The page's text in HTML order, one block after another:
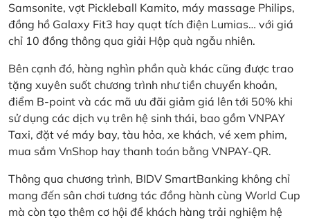
Samsonite, vợt Pickleball Kamito, máy massage Philips,
đồng hồ Galaxy Fit3 hay quạt tích điện Lumias… với giá
chỉ 10 đồng thông qua giải Hộp quà ngẫu nhiên.
Bên cạnh đó, hàng nghìn phần quà khác cũng được trao
tặng xuyên suốt chương trình như tiền chuyển khoản,
điểm B-point và các mã ưu đãi giảm giá lên tới 50% khi
sử dụng các dịch vụ trên hệ sinh thái, bao gồm VNPAY
Taxi, đặt vé máy bay, tàu hỏa, xe khách, vé xem phim,
mua sắm VnShop hay thanh toán bằng VNPAY-QR.
Thông qua chương trình, BIDV SmartBanking không chỉ
mang đến sân chơi tương tác đồng hành cùng World Cup
mà còn tạo thêm cơ hội để khách hàng trải nghiệm hệ